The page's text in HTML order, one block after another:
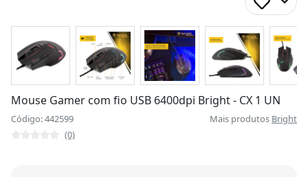
Mouse Gamer com fio USB 6400dpi Bright - CX 1 UN
Código: 442599 Mais produtos Bright
(0)